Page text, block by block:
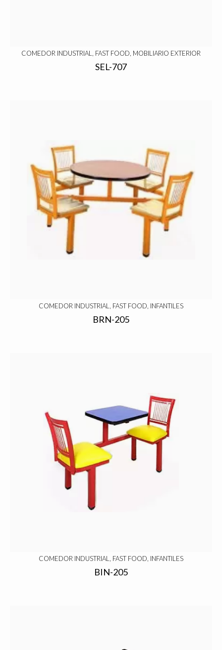
COMEDOR INDUSTRIAL, FAST FOOD, MOBILIARIO EXTERIOR
SEL-707
COMEDOR INDUSTRIAL, FAST FOOD, INFANTILES
BRN-205
COMEDOR INDUSTRIAL, FAST FOOD, INFANTILES
BIN-205